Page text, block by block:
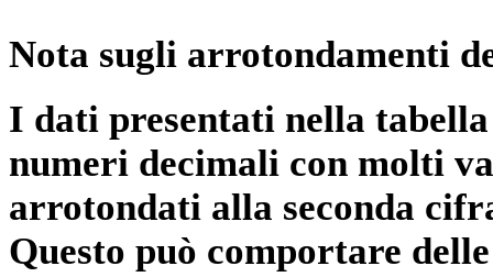
Nota sugli arrotondamenti
I dati presentati nella
numeri decimali con molti
arrotondati alla seconda
Questo può comportare